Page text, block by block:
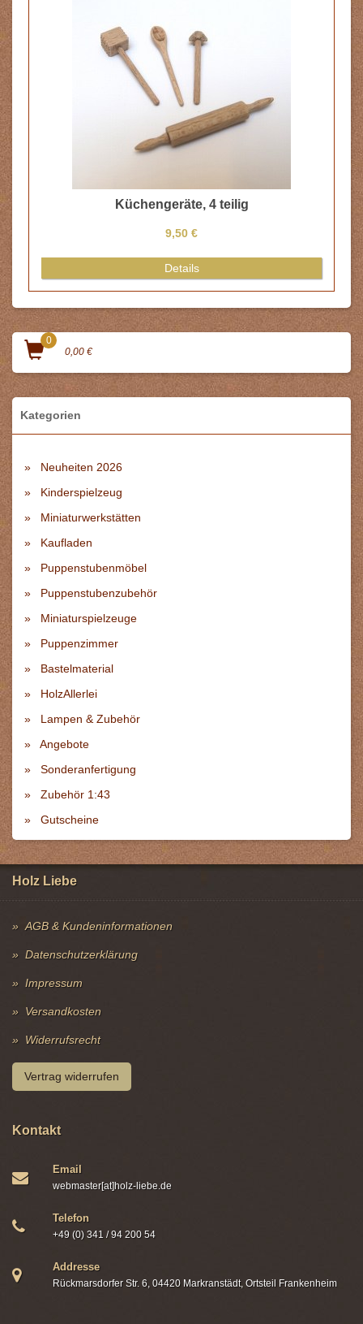
Küchengeräte, 4 teilig
9,50 €
Details
0
0,00 €
Kategorien
Neuheiten 2026
Kinderspielzeug
Miniaturwerkstätten
Kaufladen
Puppenstubenmöbel
Puppenstubenzubehör
Miniaturspielzeuge
Puppenzimmer
Bastelmaterial
HolzAllerlei
Lampen & Zubehör
Angebote
Sonderanfertigung
Zubehör 1:43
Gutscheine
Holz Liebe
AGB & Kundeninformationen
Datenschutzerklärung
Impressum
Versandkosten
Widerrufsrecht
Vertrag widerrufen
Kontakt
Email
webmaster[at]holz-liebe.de
Telefon
+49 (0) 341 / 94 200 54
Addresse
Rückmarsdorfer Str. 6, 04420 Markranstädt, Ortsteil Frankenheim